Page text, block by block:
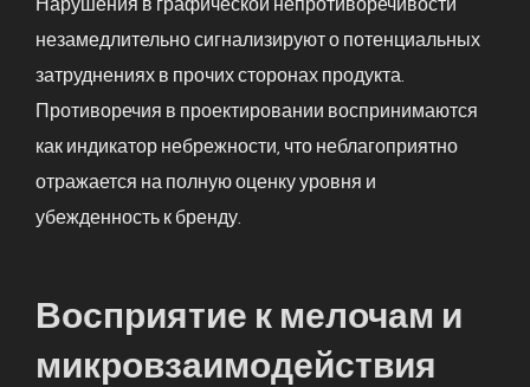
незамедлительно сигнализируют о потенциальных
затруднениях в прочих сторонах продукта.
Противоречия в проектировании воспринимаются
как индикатор небрежности, что неблагоприятно
отражается на полную оценку уровня и
убежденность к бренду.
Восприятие к мелочам и
микровзаимодействия